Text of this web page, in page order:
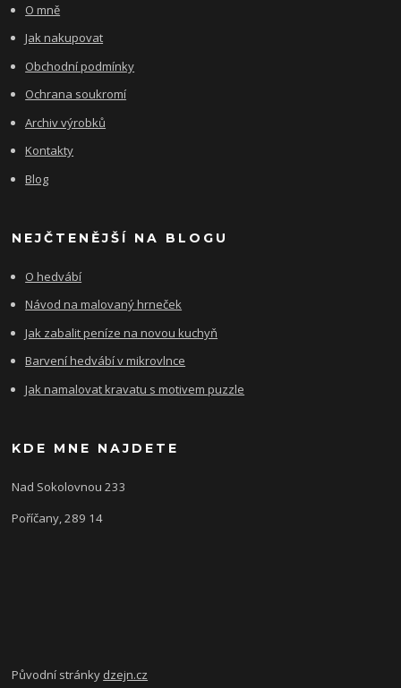
O mně
Jak nakupovat
Obchodní podmínky
Ochrana soukromí
Archiv výrobků
Kontakty
Blog
NEJČTENĚJŠÍ NA BLOGU
O hedvábí
Návod na malovaný hrneček
Jak zabalit peníze na novou kuchyň
Barvení hedvábí v mikrovlnce
Jak namalovat kravatu s motivem puzzle
KDE MNE NAJDETE
Nad Sokolovnou 233
Poříčany, 289 14
Původní stránky dzejn.cz